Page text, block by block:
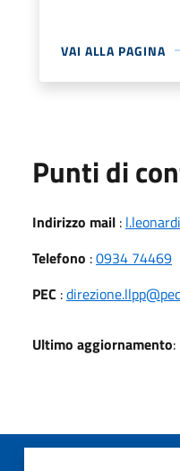
VAI ALLA PAGINA
Punti di
Indirizzo mail :
Telefono :0934 74469
PEC :
Ultimo aggiornamento